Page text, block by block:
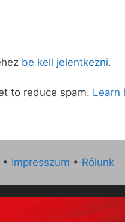
be kell jelentkezni.
to reduce spam. Learn
• Impresszum • Rólunk